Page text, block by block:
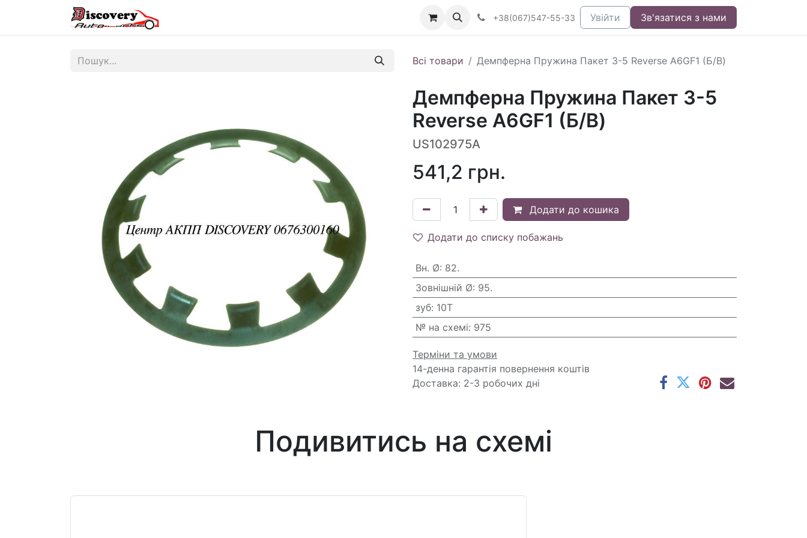
+38(067)547-55-33 Увійти Зв'язатися з нами
Всі товари Демпферна Пружина Пакет 3-5 Reverse A6GF1 (Б/В)
Демпферна Пружина Пакет 3-5
Reverse A6GF1 (Б/В)
US102975A
541,2 грн.
Додати до кошика
Додати до списку побажань
Вн. Ø: 82.
Зовнішній Ø: 95.
зуб: 10T
№ на схемі: 975
Терміни та умови
14-денна гарантія повернення коштів
Доставка: 2-3 робочих дні
Подивитись на схемі